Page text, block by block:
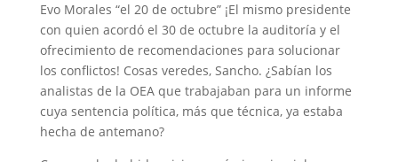
Evo Morales “el 20 de octubre” ¡El mismo presidente
con quien acordó el 30 de octubre la auditoría y el
ofrecimiento de recomendaciones para solucionar
los conflictos! Cosas veredes, Sancho. ¿Sabían los
analistas de la OEA que trabajaban para un informe
cuya sentencia política, más que técnica, ya estaba
hecha de antemano?